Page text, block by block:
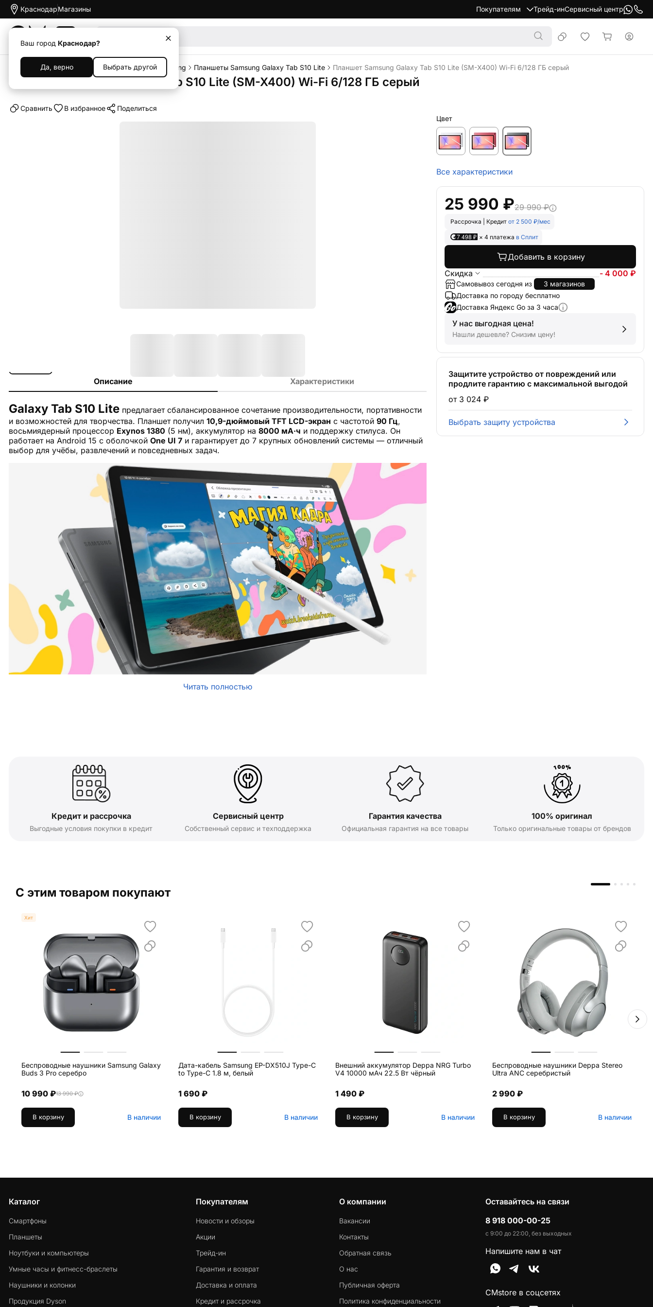
Краснодар
Ваш город Краснодар?
Да, верно Выбрать другой
Магазины Покупателям Трейд-инСервисный центр
Каталог Планшеты Планшеты Samsung Планшеты Samsung Galaxy Tab S10 Lite Планшет Samsung Galaxy Tab S10 Lite (SM-X400) Wi-Fi 6/128 ГБ серый
Планшет Samsung Galaxy Tab S10 Lite (SM-X400) Wi-Fi 6/128 ГБ серый
Cравнить В избранное Поделиться
Описание Характеристики
Galaxy Tab S10 Lite предлагает сбалансированное сочетание производительности, портативности
и возможностей для творчества. Планшет получил 10,9-дюймовый TFT LCD-экран с частотой 90 Гц,
восьмиядерный процессор Exynos 1380 (5 нм), аккумулятор на 8000 мА·ч и поддержку стилуса. Он
работает на Android 15 с оболочкой One UI 7 и гарантирует до 7 крупных обновлений системы — отличный
выбор для учёбы, развлечений и повседневных задач.
Читать полностью
Цвет
Все характеристики
25 990 ₽29 990 ₽
Рассрочка | Кредит от 2 500 ₽/мес
7 498 ₽ × 4 платежа в Сплит
Добавить в корзину
Скидка
- 4 000 ₽
Самовывоз сегодня из
3 магазинов
Доставка по городу бесплатно
Доставка Яндекс Go за 3 часа
У нас выгодная цена!
Нашли дешевле? Снизим цену!
Защитите устройство от повреждений или
продлите гарантию с максимальной выгодой
от 3 024 ₽
Выбрать защиту устройства
Кредит и рассрочка
Выгодные условия покупки в кредит
Сервисный центр
Собственный сервис и техподдержка
Гарантия качества
Официальная гарантия на все товары
100% оригинал
Только оригинальные товары от брендов
С этим товаром покупают
Хит
Беспроводные наушники Samsung Galaxy
Buds 3 Pro серебро
10 990 ₽13 990 ₽
В корзину В наличии
Дата-кабель Samsung EP-DX510J Type-C
to Type-C 1.8 м, белый
1 690 ₽
В корзину В наличии
Внешний аккумулятор Deppa NRG Turbo
V4 10000 мАч 22.5 Вт чёрный
1 490 ₽
В корзину В наличии
Беспроводные наушники Deppa Stereo
Ultra ANC серебристый
2 990 ₽
В корзину В наличии
Каталог
Смартфоны
Планшеты
Ноутбуки и компьютеры
Умные часы и фитнесс-браслеты
Наушники и колонки
Продукция Dyson
Покупателям
Новости и обзоры
Акции
Трейд-ин
Гарантия и возврат
Доставка и оплата
Кредит и рассрочка
О компании
Вакансии
Контакты
Обратная связь
О нас
Публичная оферта
Политика конфиденциальности
Оставайтесь на связи
8 918 000-00-25
с 9:00 до 22:00, без выходных
Напишите нам в чат
CMstore в соцсетях